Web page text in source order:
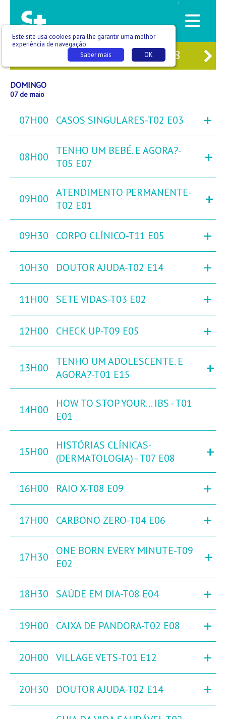
/
DOM 07 SEG 08 TER
DOMINGO
07 de maio
07H00 CASOS SINGULARES-T02 E03 +
08H00
TENHO UM BEBÉ. E AGORA?-
T05 E07
+
09H00
ATENDIMENTO PERMANENTE-
T02 E01
+
09H30 CORPO CLÍNICO-T11 E05 +
10H30 DOUTOR AJUDA-T02 E14 +
11H00 SETE VIDAS-T03 E02 +
12H00 CHECK UP-T09 E05 +
13H00
TENHO UM ADOLESCENTE. E
AGORA?-T01 E15
+
14H00
HOW TO STOP YOUR... IBS - T01
E01
15H00
HISTÓRIAS CLÍNICAS-
(DERMATOLOGIA) - T07 E08
+
16H00 RAIO X-T08 E09 +
17H00 CARBONO ZERO-T04 E06 +
17H30
ONE BORN EVERY MINUTE-T09
E02
+
18H30 SAÚDE EM DIA-T08 E04 +
19H00 CAIXA DE PANDORA-T02 E08 +
20H00 VILLAGE VETS-T01 E12 +
20H30 DOUTOR AJUDA-T02 E14 +
Este site usa cookies para lhe garantir uma melhor
experiência de navegação.
OK
Saber mais